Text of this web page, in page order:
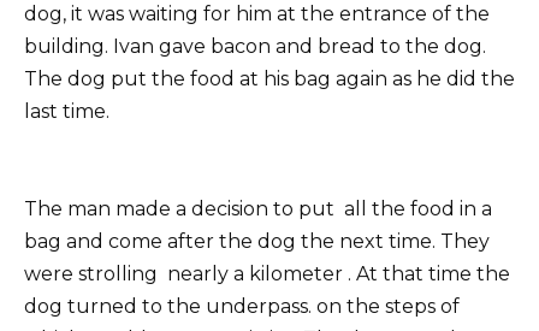
dog, it was waiting for him at the entrance of the
building. Ivan gave bacon and bread to the dog.
The dog put the food at his bag again as he did the
last time.
The man made a decision to put all the food in a
bag and come after the dog the next time. They
were strolling nearly a kilometer . At that time the
dog turned to the underpass. on the steps of